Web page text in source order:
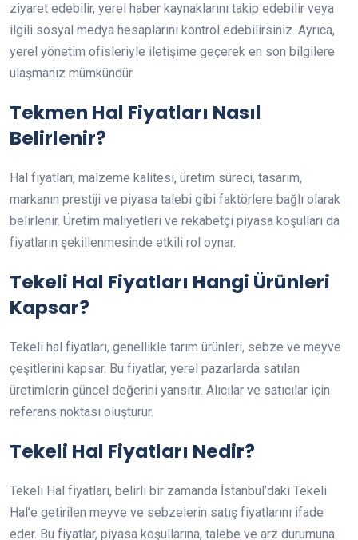
ziyaret edebilir, yerel haber kaynaklarını takip edebilir veya
ilgili sosyal medya hesaplarını kontrol edebilirsiniz. Ayrıca,
yerel yönetim ofisleriyle iletişime geçerek en son bilgilere
ulaşmanız mümkündür.
Tekmen Hal Fiyatları Nasıl
Belirlenir?
Hal fiyatları, malzeme kalitesi, üretim süreci, tasarım,
markanın prestiji ve piyasa talebi gibi faktörlere bağlı olarak
belirlenir. Üretim maliyetleri ve rekabetçi piyasa koşulları da
fiyatların şekillenmesinde etkili rol oynar.
Tekeli Hal Fiyatları Hangi Ürünleri
Kapsar?
Tekeli hal fiyatları, genellikle tarım ürünleri, sebze ve meyve
çeşitlerini kapsar. Bu fiyatlar, yerel pazarlarda satılan
üretimlerin güncel değerini yansıtır. Alıcılar ve satıcılar için
referans noktası oluşturur.
Tekeli Hal Fiyatları Nedir?
Tekeli Hal fiyatları, belirli bir zamanda İstanbul’daki Tekeli
Hal’e getirilen meyve ve sebzelerin satış fiyatlarını ifade
eder. Bu fiyatlar, piyasa koşullarına, talebe ve arz durumuna